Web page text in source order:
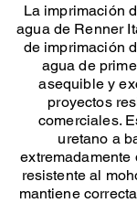
La imprimación
agua de Renner
de imprimación
agua de
asequible y
proyectos
comerciales.
uretano a
extremadamente
resistente al
mantiene